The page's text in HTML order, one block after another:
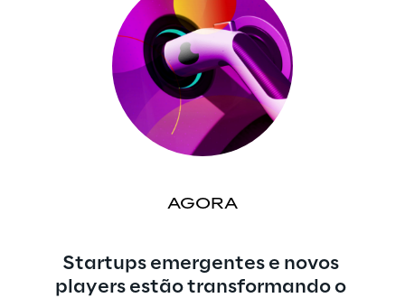
AGORA
Startups emergentes e novos
players estão transformando o